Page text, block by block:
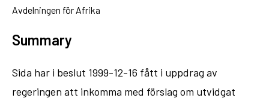
Avdelningen för Afrika
Summary
Sida har i beslut 1999-12-16 fått i uppdrag av
regeringen att inkomma med förslag om utvidgat